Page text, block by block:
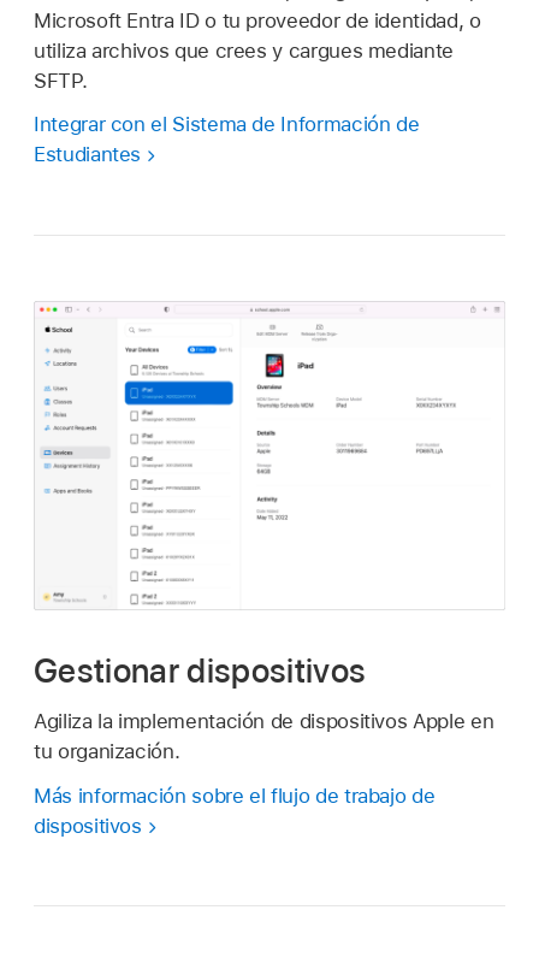
Microsoft Entra ID o tu proveedor de identidad, o
utiliza archivos que crees y cargues mediante
SFTP.
Integrar con el Sistema de Información de
Estudiantes
Gestionar dispositivos
Agiliza la implementación de dispositivos Apple en
tu organización.
Más información sobre el flujo de trabajo de
dispositivos